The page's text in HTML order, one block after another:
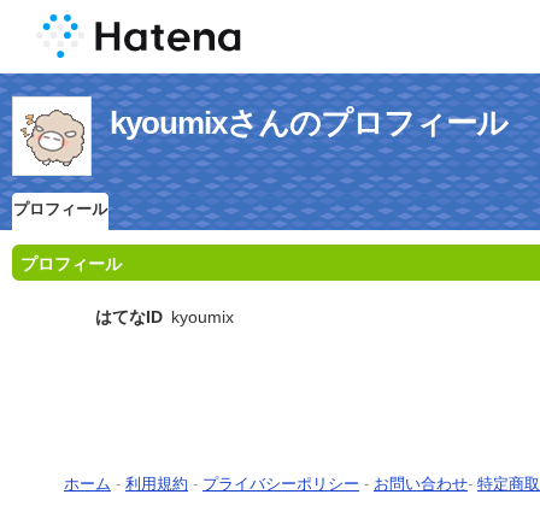
kyoumixさんのプロフィール
プロフィール
プロフィール
はてなID kyoumix
ホーム - 利用規約 - プライバシーポリシー - お問い合わせ- 特定商